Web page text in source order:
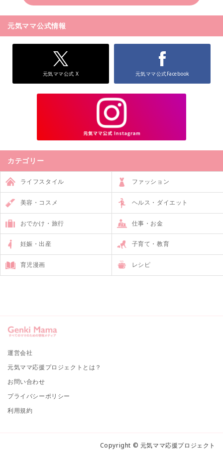
元気ママ公式情報
元気ママ公式 X 元気ママ公式Facebook
カテゴリー
ライフスタイル ファッション
美容・コスメ ヘルス・ダイエット
おでかけ・旅行 仕事・お金
妊娠・出産 子育て・教育
育児漫画 レシピ
運営会社
元気ママ応援プロジェクトとは？
お問い合わせ
プライバシーポリシー
利用規約
Copyright © 元気ママ応援プロジェクト